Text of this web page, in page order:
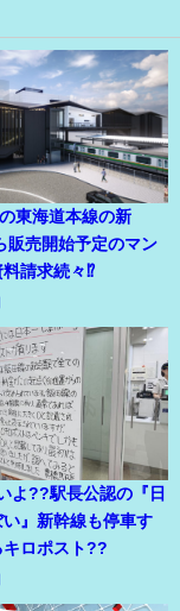
東海道本線の新
販売開始予定のマン
請求続々⁉
よ??駅長公認の『日
』新幹線も停車す
キロポスト??